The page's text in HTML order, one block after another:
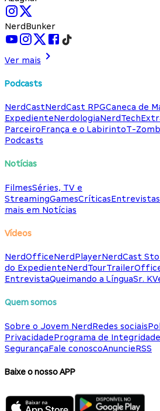
NerdBunker
Ver mais
Podcasts
NerdCastNerdCast RPGCaneca de
ExpedienteNerdologiaNerdTech
ParceiroFrança e o LabirintoT-
Podcasts
Notícias
FilmesSéries, TV e
StreamingGamesCríticasEntrevistas
mais em Notícias
Vídeos
NerdOfficeNerdPlayerNerdCast
do ExpedienteNerdTour
EntrevistaQueimando a LínguaSr. K
Quem somos
Sobre o Jovem NerdRedes sociais
PrivacidadePrograma de Integridade
SegurançaFale conoscoAnuncieRSS
Baixe o nosso APP